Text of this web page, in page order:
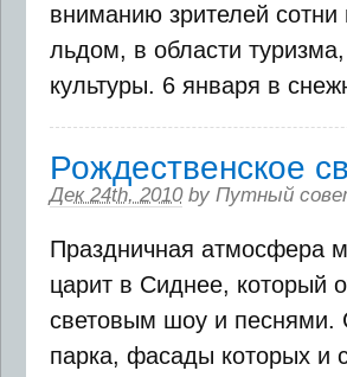
вниманию зрителей
льдом, в области
культуры. 6 января в
Рождественское
Дек 24th, 2010 by Путный
Праздничная атмосфера
царит в Сиднее, который
световым шоу и песнями.
парка, фасады которых и